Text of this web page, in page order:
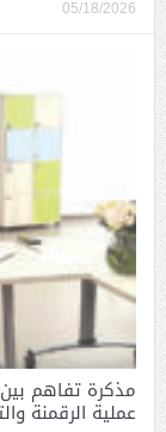
05/18/2026
عملية الرقمنة